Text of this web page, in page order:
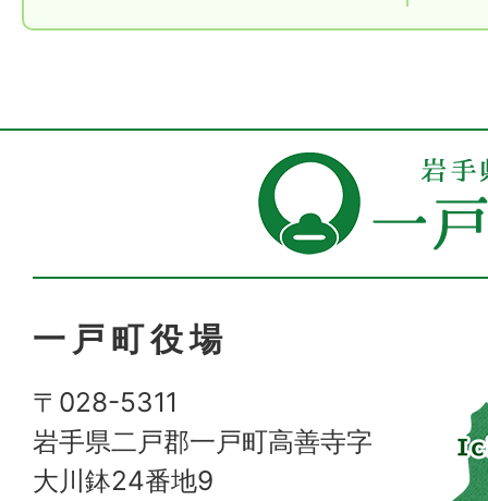
一戸町役場
〒028-5311
岩手県二戸郡一戸町高善寺字
大川鉢24番地9